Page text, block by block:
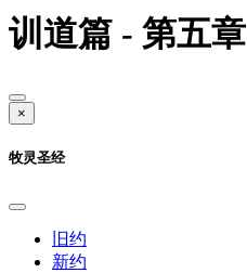
训道篇 - 第五章
×
牧灵圣经
旧约
新约